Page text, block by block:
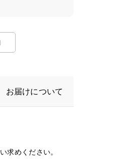
求めください。
お届けについて